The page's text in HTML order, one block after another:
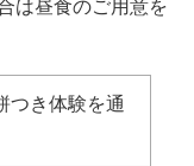
は昼食のご用意を
つき体験を通